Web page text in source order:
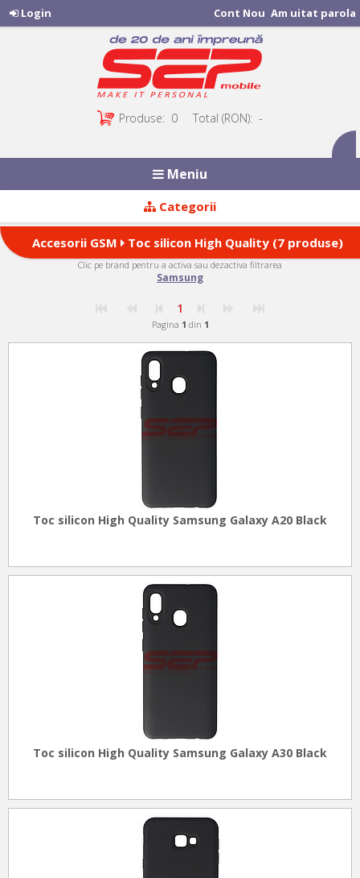
Login Cont Nou Am uitat parola
Produse: 0 Total (RON): -
Meniu
Categorii
Accesorii GSM Toc silicon High Quality (7 produse)
Clic pe brand pentru a activa sau dezactiva filtrarea
Samsung
1
Pagina 1 din 1
Toc silicon High Quality Samsung Galaxy A20 Black
Toc silicon High Quality Samsung Galaxy A30 Black